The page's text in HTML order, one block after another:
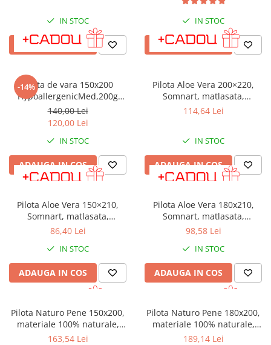
IN STOC
ADAUGA IN COS
IN STOC
ADAUGA IN COS
-14%
Pilota de vara 150x200
HypoallergenicMed,200g
PLT11
140,00 Lei
120,00 Lei
IN STOC
ADAUGA IN COS
Pilota Aloe Vera 200×220,
Somnart, matlasata,
umplutura medie-groasa 300
114,64 Lei
IN STOC
ADAUGA IN COS
Pilota Aloe Vera 150×210,
Somnart, matlasata,
umplutura medie-groasa 300
toamna
86,40 Lei
IN STOC
ADAUGA IN COS
Pilota Aloe Vera 180x210,
Somnart, matlasata,
umplutura medie-groasa 300
toamna
98,58 Lei
IN STOC
ADAUGA IN COS
Pilota Naturo Pene 150x200,
materiale 100% naturale,
tesatura bumbac, mentine
163,54 Lei
Pilota Naturo Pene 180x200,
materiale 100% naturale,
tesatura bumbac, mentine
189,14 Lei